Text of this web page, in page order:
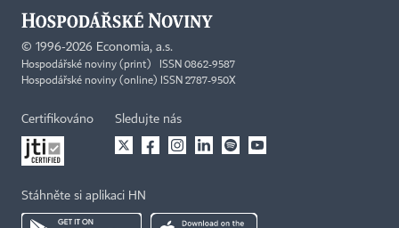
© 1996-2026 Economia, a.s.
Hospodářské noviny (print) ISSN 0862-9587
Hospodářské noviny (online) ISSN 2787-950X
Certifikováno Sledujte nás
Stáhněte si aplikaci HN